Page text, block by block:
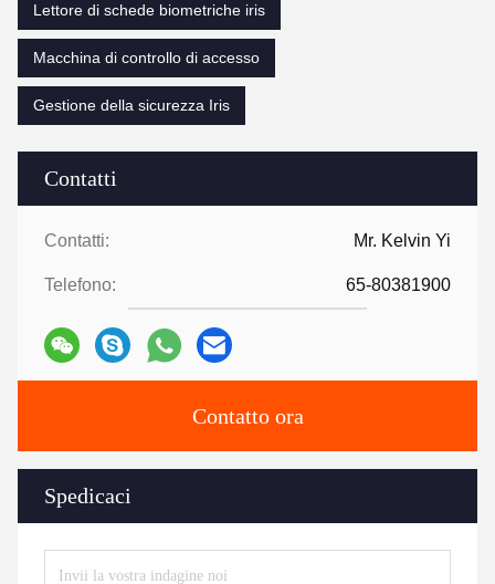
Contatti
Contatti: Mr. Kelvin Yi
Telefono: 65-80381900
Contatto ora
Spedicaci
Lettore di schede biometriche iris
Macchina di controllo di accesso
Gestione della sicurezza Iris